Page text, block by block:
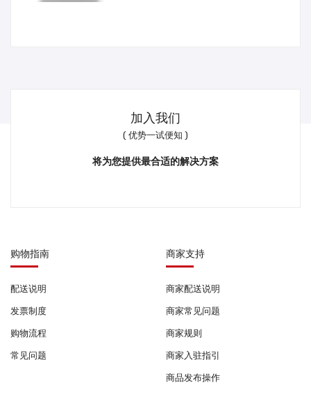
加入我们
( 优势一试便知 )
将为您提供最合适的解决方案
购物指南
配送说明
发票制度
购物流程
常见问题
商家支持
商家配送说明
商家常见问题
商家规则
商家入驻指引
商品发布操作